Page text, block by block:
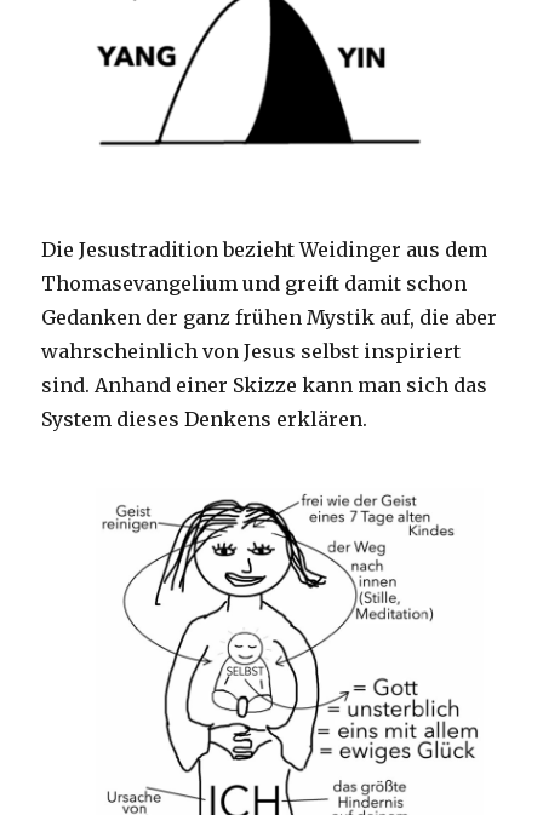
Die Jesustradition bezieht Weidinger aus dem
Thomasevangelium und greift damit schon
Gedanken der ganz frühen Mystik auf, die aber
wahrscheinlich von Jesus selbst inspiriert
sind. Anhand einer Skizze kann man sich das
System dieses Denkens erklären.